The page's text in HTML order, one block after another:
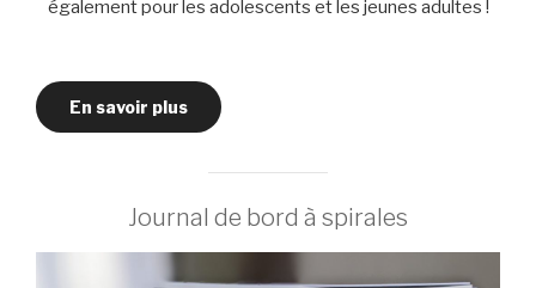
également pour les adolescents et les jeunes adultes !
En savoir plus
Journal de bord à spirales